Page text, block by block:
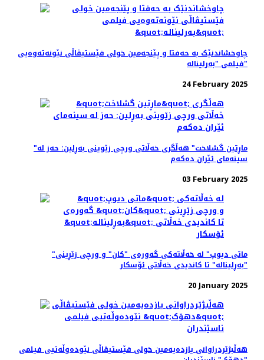
چاوخشاندنێک به حه‌فتا و پێنجه‌مین خولی فێستیڤاڵی نێونه‌ته‌وه‌یی
فیلمی "بەرلیناله"
24 February 2025
"ماڕتین گشلاخت" هە‌ڵگری خه‌ڵاتی ورچی زێوینی بەڕلین: حه‌ز له
سینه‌مای ئێران ده‌که‌م
03 February 2025
"ماتی دیوپ" لە خه‌ڵاته‌کی گه‌وره‌ی "کان" و ورچی زێڕینی
"بەڕلیناله" تا کاندیدی خه‌ڵاتی ئۆسکار
20 January 2025
هه‌ڵبژێردراوانی یازده‌یه‌مین خولی فێستیڤاڵی نێودەوڵەتیی فیلمی